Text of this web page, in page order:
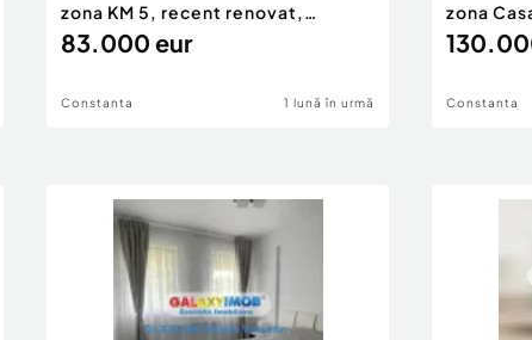
zona KM 5, recent renovat,
CENTRALA GAZ
83.000 eur
Constanta 1 lună în urmă
zona
GAZ
Constanta